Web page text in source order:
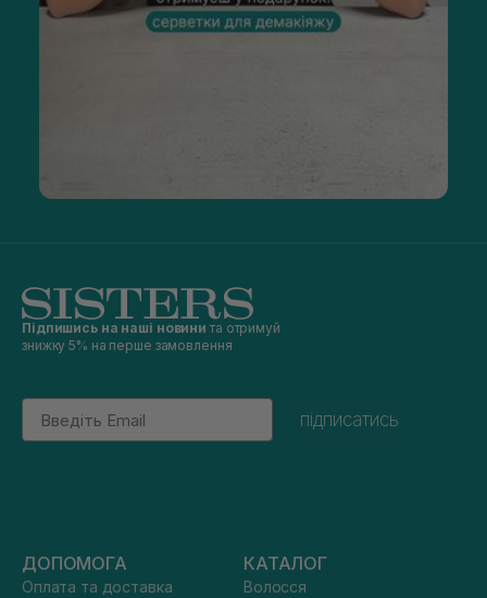
Підпишись на наші новини та отримуй
знижку 5% на перше замовлення
Email
підписатись
ДОПОМОГА
Оплата та доставка
КАТАЛОГ
Волосся